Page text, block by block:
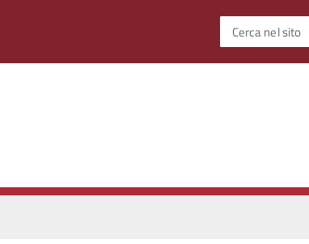
Cerca nel sito